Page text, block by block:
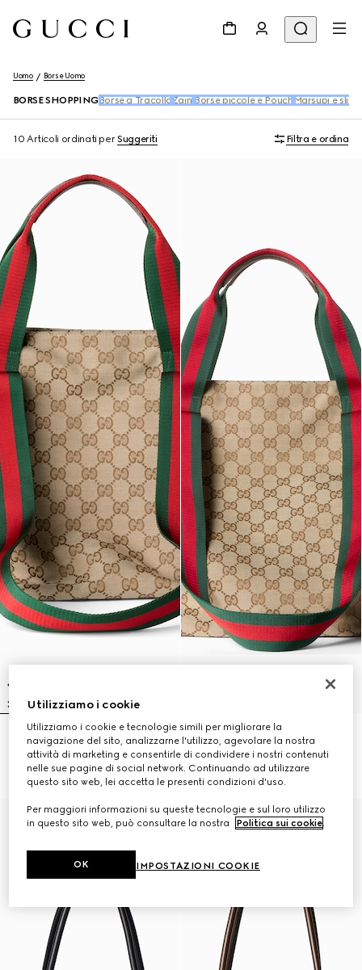
Uomo Borse Uomo
BORSE SHOPPINGBorse a Tracolla Zaini Borse piccole e Pouch Marsupi e
10 Articoli ordinati perSuggeriti Filtra e ordina
Borsa shopping con motivo GG
misura piccola
€ 1.300
Borsa shopping con motivo GG
misura media
€ 1.500
Utilizziamo i cookie
Utilizziamo i cookie e tecnologie simili per migliorare la
navigazione del sito, analizzarne l'utilizzo, agevolare la nostra
attività di marketing e consentirle di condividere i nostri contenuti
nelle sue pagine di social network. Continuando ad utilizzare
questo sito web, lei accetta le presenti condizioni d'uso.
Per maggiori informazioni su queste tecnologie e sul loro utilizzo
in questo sito web, può consultare la nostra
Politica sui cookie
IMPOSTAZIONI COOKIE
OK